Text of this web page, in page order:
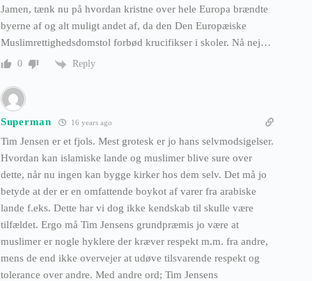
Jamen, tænk nu på hvordan kristne over hele Europa brændte
byerne af og alt muligt andet af, da den Den Europæiske
Muslimrettighedsdomstol forbød krucifikser i skoler. Nå nej…
0 Reply
Superman 16 years ago
Tim Jensen er et fjols. Mest grotesk er jo hans selvmodsigelser.
Hvordan kan islamiske lande og muslimer blive sure over
dette, når nu ingen kan bygge kirker hos dem selv. Det må jo
betyde at der er en omfattende boykot af varer fra arabiske
lande f.eks. Dette har vi dog ikke kendskab til skulle være
tilfældet. Ergo må Tim Jensens grundpræmis jo være at
muslimer er nogle hyklere der kræver respekt m.m. fra andre,
mens de end ikke overvejer at udøve tilsvarende respekt og
tolerance over andre. Med andre ord; Tim Jensens